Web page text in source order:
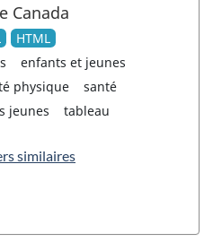
Canada
HTML
enfants et jeunes
physique
santé
jeunes
tableau
similaires